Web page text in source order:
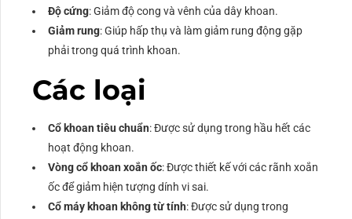
Độ cứng: Giảm độ cong và vênh của dây khoan.
Giảm rung: Giúp hấp thụ và làm giảm rung động gặp
phải trong quá trình khoan.
Các loại
Cổ khoan tiêu chuẩn: Được sử dụng trong hầu hết các
hoạt động khoan.
Vòng cổ khoan xoắn ốc: Được thiết kế với các rãnh xoắn
ốc để giảm hiện tượng dính vi sai.
Cổ máy khoan không từ tính: Được sử dụng trong